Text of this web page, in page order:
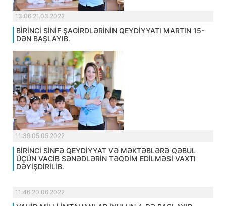
13:06 21.03.2022
BİRİNCİ SİNİF ŞAGİRDLƏRİNİN QEYDİYYATI MARTIN 15-
DƏN BAŞLAYIB.
11:39 05.05.2022
BİRİNCİ SİNFƏ QEYDİYYAT VƏ MƏKTƏBLƏRƏ QƏBUL
ÜÇÜN VACİB SƏNƏDLƏRİN TƏQDİM EDİLMƏSİ VAXTI
DƏYİŞDİRİLİB.
11:46 20.06.2022